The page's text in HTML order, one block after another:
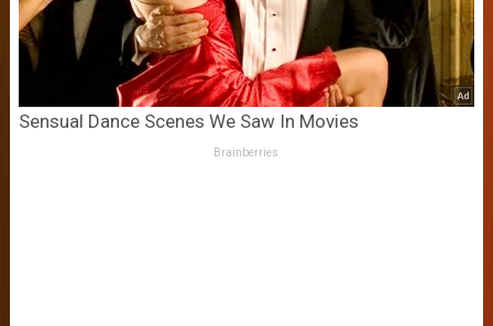
Sensual Dance Scenes We Saw In Movies
Brainberries